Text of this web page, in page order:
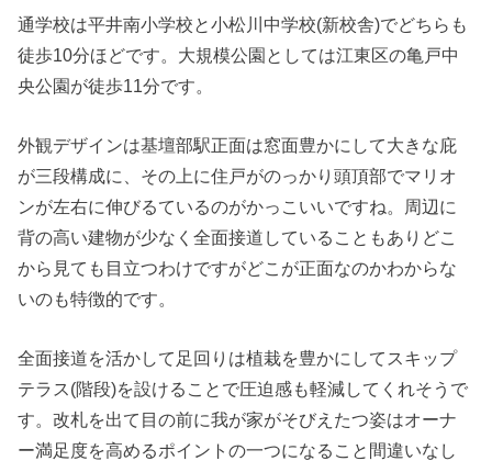
通学校は平井南小学校と小松川中学校(新校舎)でどちらも
徒歩10分ほどです。大規模公園としては江東区の亀戸中
央公園が徒歩11分です。
外観デザインは基壇部駅正面は窓面豊かにして大きな庇
が三段構成に、その上に住戸がのっかり頭頂部でマリオ
ンが左右に伸びるているのがかっこいいですね。周辺に
背の高い建物が少なく全面接道していることもありどこ
から見ても目立つわけですがどこが正面なのかわからな
いのも特徴的です。
全面接道を活かして足回りは植栽を豊かにしてスキップ
テラス(階段)を設けることで圧迫感も軽減してくれそうで
す。改札を出て目の前に我が家がそびえたつ姿はオーナ
ー満足度を高めるポイントの一つになること間違いなし